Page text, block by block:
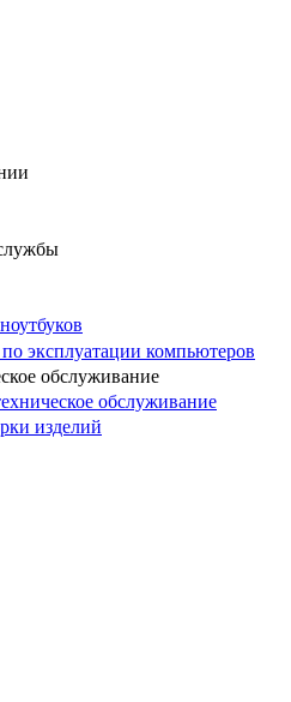
эксплуатации компьютеров
обслуживание
обслуживание
изделий